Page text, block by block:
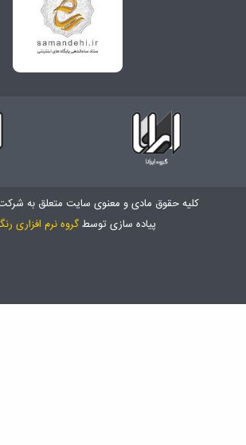
کلیه حقوق مادی و معنوی سایت متعلق به شرکت
پیاده سازی توسطگروه نرم افزاری